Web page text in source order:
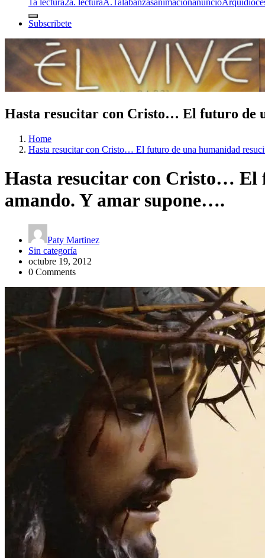
1a lectura2a. lecturaA.Talabanzasanimaciónanuncio
Subscribete
Hasta resucitar con Cristo… El futuro de
Home
Hasta resucitar con Cristo… El futuro de una humanidad
Hasta resucitar con Cristo… El
amando. Y amar supone….
Paty Martinez
Sin categoría
octubre 19, 2012
0 Comments